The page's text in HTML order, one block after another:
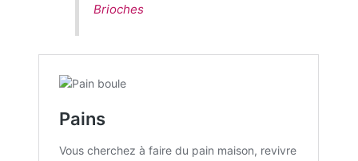
Brioches